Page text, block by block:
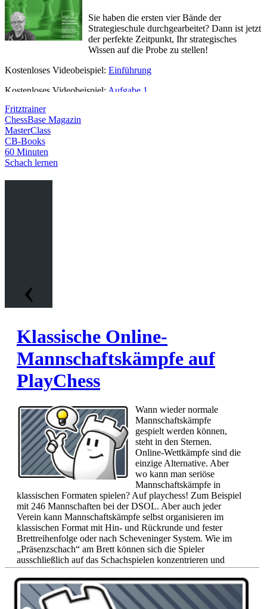
Sie haben die ersten vier Bände der
Strategieschule durchgearbeitet? Dann ist jetzt
der perfekte Zeitpunkt, Ihr strategisches
Wissen auf die Probe zu stellen!
Kostenloses Videobeispiel: Einführung
Kostenloses Videobeispiel: Aufgabe 1
Fritztrainer
ChessBase Magazin
MasterClass
CB-Books
60 Minuten
Schach lernen
‹
Klassische Online-
Mannschaftskämpfe auf
PlayChess
Wann wieder normale
Mannschaftskämpfe
gespielt werden können,
steht in den Sternen.
Online-Wettkämpfe sind die
einzige Alternative. Aber
wo kann man seriöse
Mannschaftskämpfe in
klassischen Formaten spielen? Auf playchess! Zum Beispiel
mit 246 Mannschaften bei der DSOL. Aber auch jeder
Verein kann Mannschaftskämpfe selbst organisieren im
klassischen Format mit Hin- und Rückrunde und fester
Brettreihenfolge oder nach Scheveninger System. Wie im
„Präsenzschach“ am Brett können sich die Spieler
ausschließlich auf das Schachspielen konzentrieren und
müssen sich nicht um die Paarungen kümmern oder auch
nicht selbst herausfordern. Nur die Mannschaftsführer
müssen etwas mehr tun, genau wie bei „normalen“
Mannschaftskämpfen.